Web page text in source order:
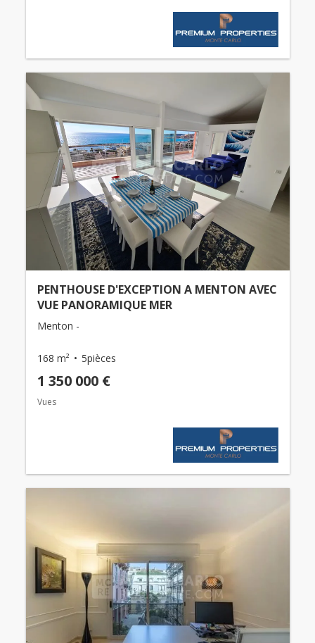
PENTHOUSE D'EXCEPTION A MENTON AVEC
VUE PANORAMIQUE MER
Menton -
168 m² 5pièces
1 350 000 €
Vues